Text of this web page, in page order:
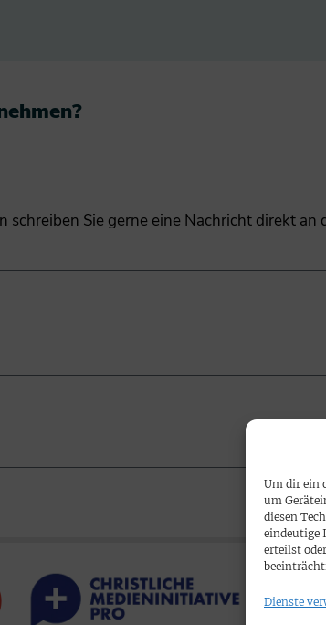
Um dir ein
um
diesen
eindeutige
erteilst
Dienste
schreiben Sie gerne eine Nachricht direkt an